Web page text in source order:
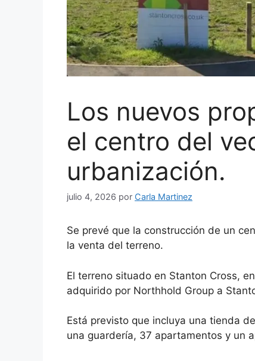
Los nuevos
el centro del
urbanización.
julio 4, 2026 por Carla Martinez
Se prevé que la construcción de un
la venta del terreno.
El terreno situado en Stanton Cross,
adquirido por Northhold Group a
Está previsto que incluya una tienda
una guardería, 37 apartamentos y un